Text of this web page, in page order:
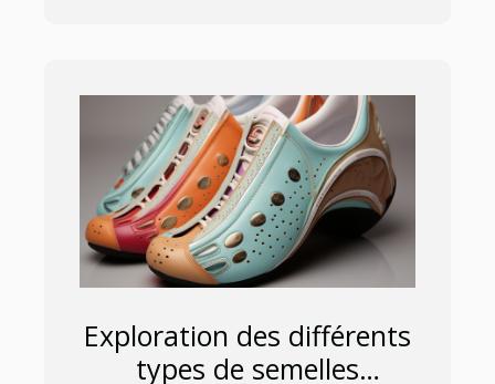
Exploration des différents
types de semelles